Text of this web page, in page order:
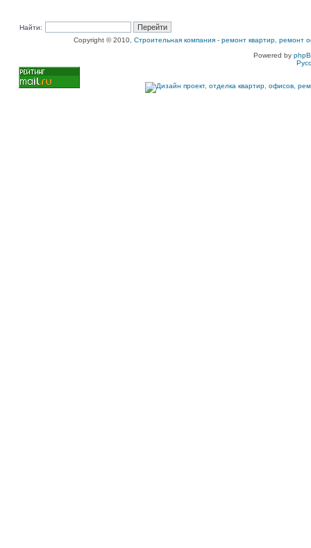
Найти:
Copyright © 2010, Строительная компания - ремонт квартир, ремонт
Powered by